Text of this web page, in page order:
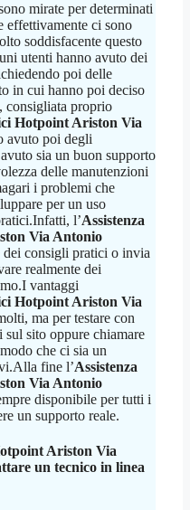
mirate per determinati
effettivamente ci sono
soddisfacente questo
utenti hanno avuto dei
poi delle
in cui hanno poi deciso
consigliata proprio
Hotpoint Ariston Via
avuto poi degli
sia un buon supporto
delle manutenzioni
i problemi che
per un uso
l’Assistenza
Via Antonio
dei consigli pratici o invia
realmente dei
vantaggi
Hotpoint Ariston Via
ma per testare con
sul sito oppure chiamare
che ci sia un
fine l’Assistenza
Via Antonio
disponibile per tutti i
un supporto reale.
Ariston Via
un tecnico in linea